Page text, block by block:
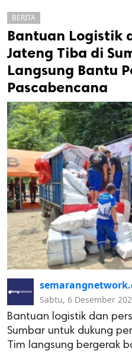
cipta.
BERITA
Bantuan Logistik
Jateng Tiba di
Langsung Bantu
Pascabencana
Sabtu, 6 Desember
Bantuan logistik dan
Sumbar untuk dukung
Tim langsung bergerak